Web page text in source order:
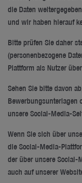
die Daten
und wir haben hierauf
Bitte prüfen Sie daher
(personenbezogene
Plattform als Nutzer
Sehen Sie bitte davon
Bewerbungsunterlagen
unsere Social-Media-
Wenn Sie sich über
die Social-Media-
der über unsere Social-
auch auf unserer